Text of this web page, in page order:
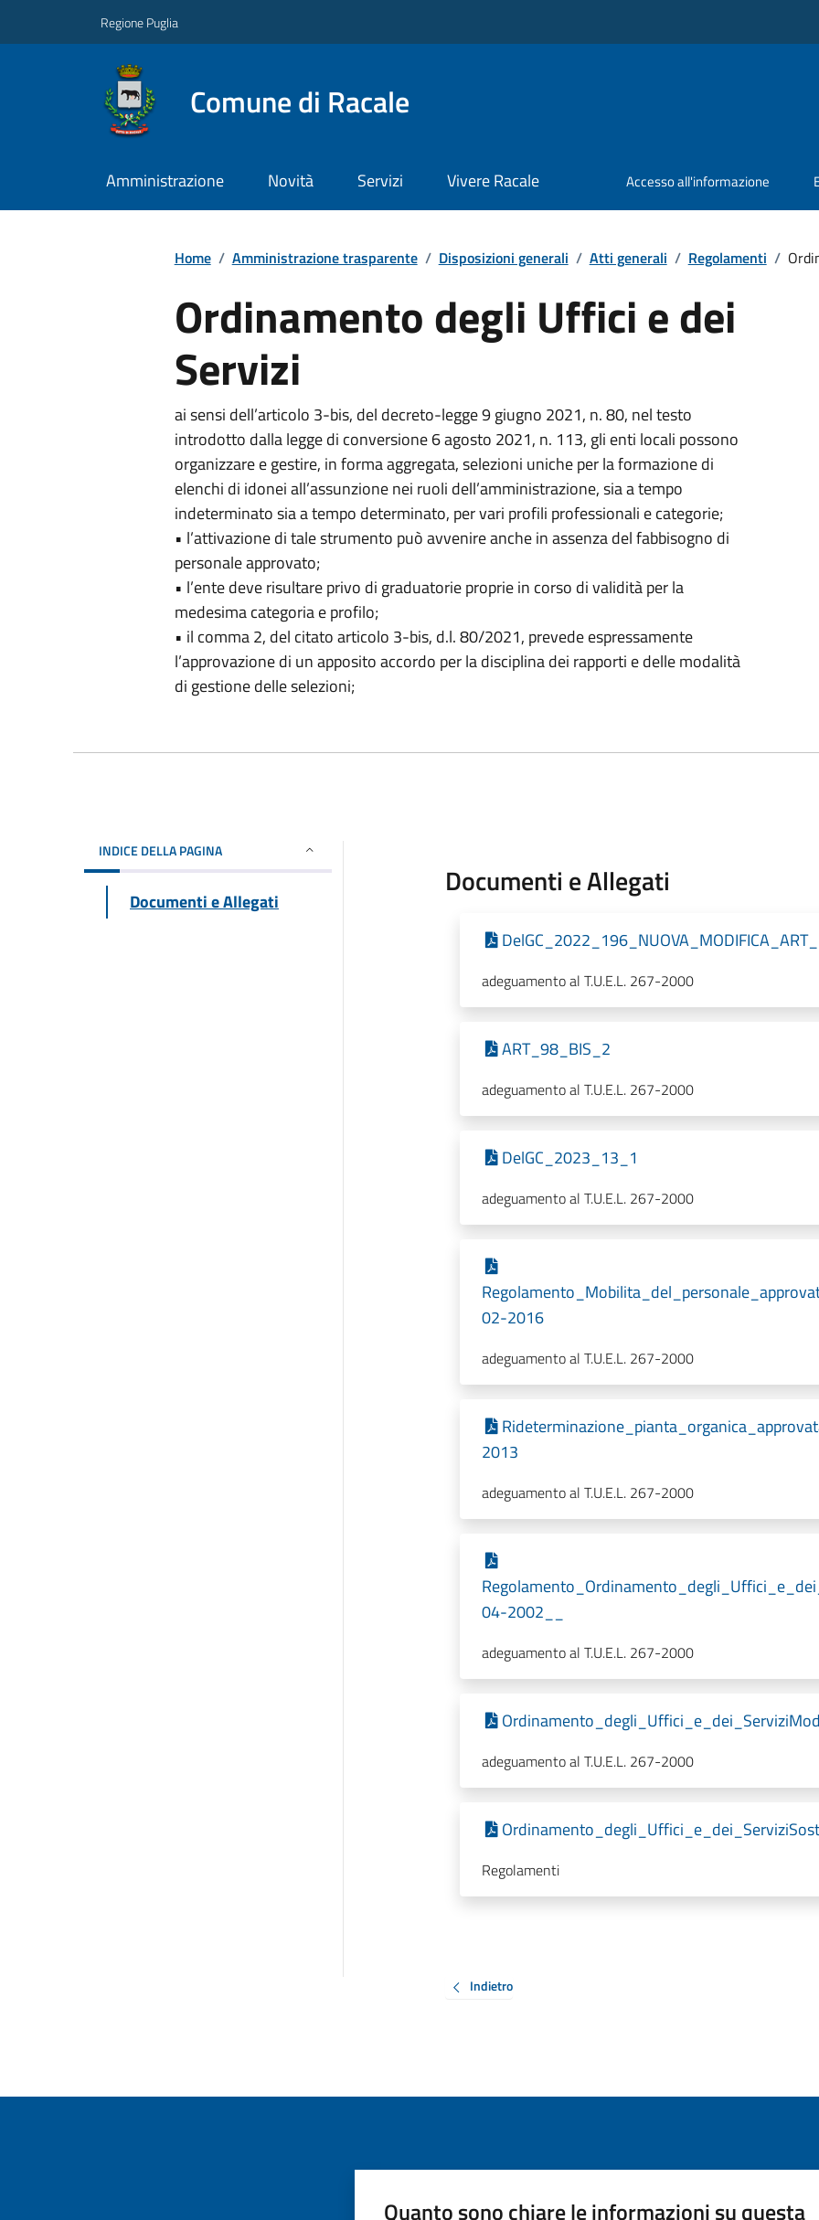
Regione Puglia
Comune di Racale
Amministrazione Novità Servizi Vivere Racale Accesso all'informazione
Home / Amministrazione trasparente / Disposizioni generali / Atti generali / Regolamenti /
Ordinamento degli Uffici e dei
Servizi
ai sensi dell’articolo 3-bis, del decreto-legge 9 giugno 2021, n. 80, nel testo
introdotto dalla legge di conversione 6 agosto 2021, n. 113, gli enti locali possono
organizzare e gestire, in forma aggregata, selezioni uniche per la formazione di
elenchi di idonei all’assunzione nei ruoli dell’amministrazione, sia a tempo
indeterminato sia a tempo determinato, per vari profili professionali e categorie;
• l’attivazione di tale strumento può avvenire anche in assenza del fabbisogno di
personale approvato;
• l’ente deve risultare privo di graduatorie proprie in corso di validità per la
medesima categoria e profilo;
• il comma 2, del citato articolo 3-bis, d.l. 80/2021, prevede espressamente
l’approvazione di un apposito accordo per la disciplina dei rapporti e delle modalità
di gestione delle selezioni;
INDICE DELLA PAGINA
Documenti e Allegati
Documenti e Allegati
adeguamento al T.U.E.L. 267-2000
ART_98_BIS_2
adeguamento al T.U.E.L. 267-2000
DelGC_2023_13_1
adeguamento al T.U.E.L. 267-2000
02-2016
adeguamento al T.U.E.L. 267-2000
2013
adeguamento al T.U.E.L. 267-2000
04-2002__
adeguamento al T.U.E.L. 267-2000
adeguamento al T.U.E.L. 267-2000
Regolamenti
Indietro
Quanto sono chiare le informazioni su questa